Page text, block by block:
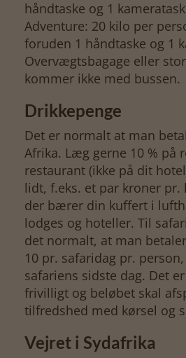
håndtaske og 1
Adventure: 20 kilo per
foruden 1 håndtaske og 1
Overvægtsbagage eller
kommer ikke med bussen.
Drikkepenge
Det er normalt at man
Afrika. Læg gerne 10 % på
restaurant (ikke på dit
lidt, f.eks. et par kroner
der bærer din kuffert i
lodges og hoteller. Til
det normalt, at man
10 pr. safaridag pr.
safariens sidste dag. Det
frivilligt og beløbet skal
tilfredshed med kørsel og
Vejret i Sydafrika